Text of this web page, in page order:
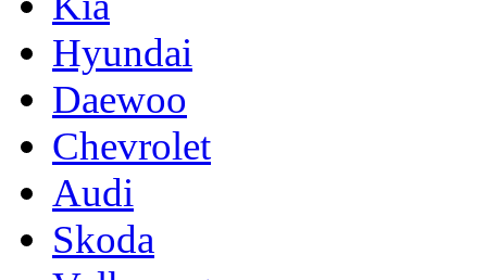
Hyundai
Daewoo
Chevrolet
Audi
Skoda